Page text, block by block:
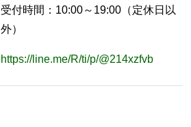
受付時間：10:00～19:00（定休日以
外）
https://line.me/R/ti/p/@214xzfvb